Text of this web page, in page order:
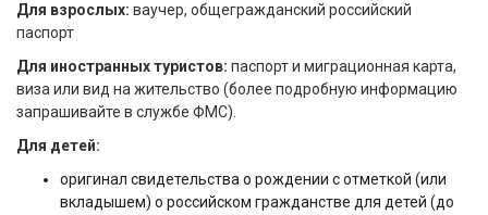
Для взрослых: ваучер, общегражданский российский
паспорт
Для иностранных туристов: паспорт и миграционная карта,
виза или вид на жительство (более подробную информацию
запрашивайте в службе ФМС).
Для детей:
оригинал свидетельства о рождении с отметкой (или
вкладышем) о российском гражданстве для детей (до